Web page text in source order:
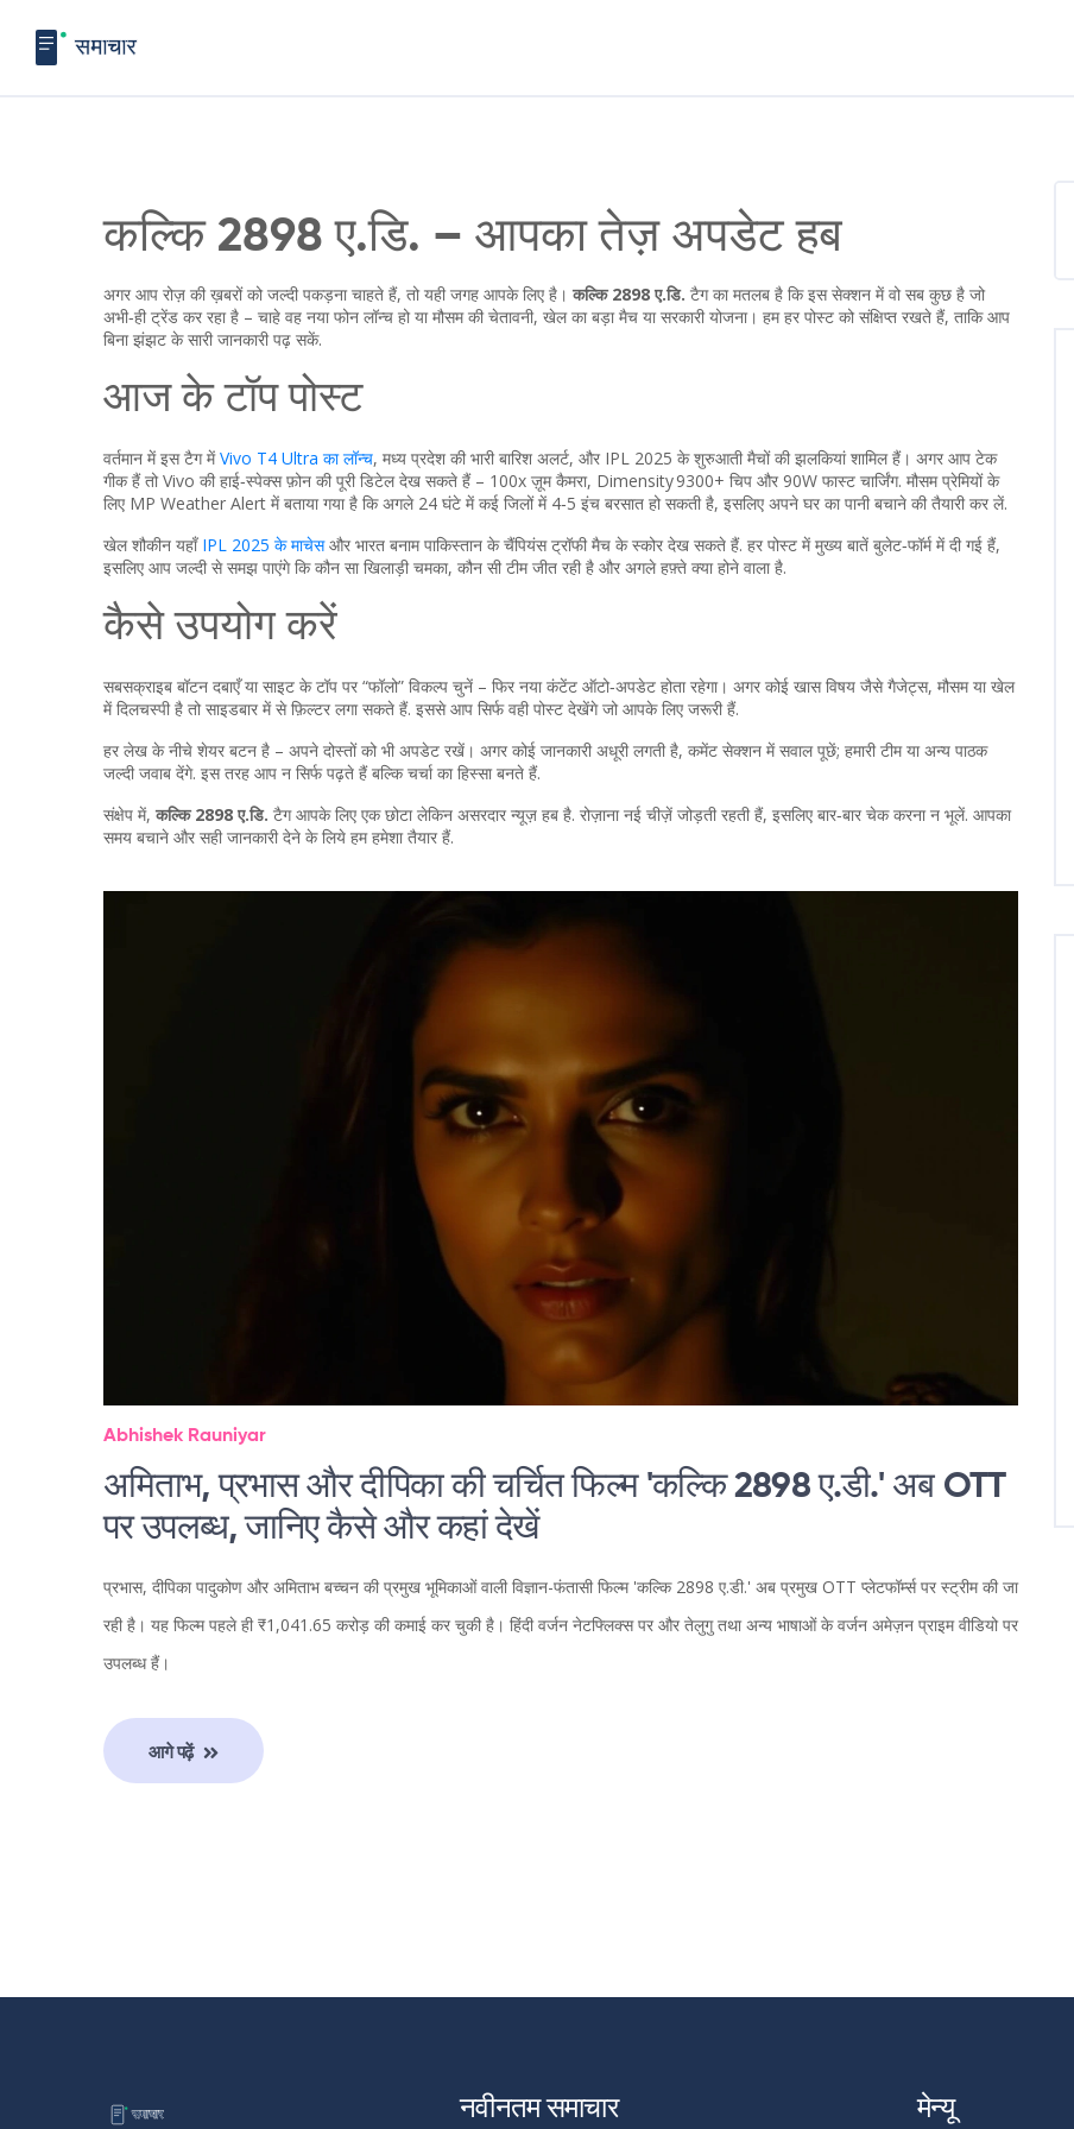
कल्कि 2898 ए.डि. – आपका तेज़ अपडेट हब
अगर आप रोज़ की ख़बरों को जल्दी पकड़ना चाहते हैं, तो यही जगह आपके लिए है। कल्कि 2898 ए.डि. टैग का मतलब है कि इस सेक्शन में वो सब कुछ है जो
अभी‑ही ट्रेंड कर रहा है – चाहे वह नया फोन लॉन्च हो या मौसम की चेतावनी, खेल का बड़ा मैच या सरकारी योजना। हम हर पोस्ट को संक्षिप्त रखते हैं, ताकि आप
बिना झंझट के सारी जानकारी पढ़ सकें.
आज के टॉप पोस्ट
वर्तमान में इस टैग मेंVivo T4 Ultra का लॉन्च, मध्य प्रदेश की भारी बारिश अलर्ट, और IPL 2025 के शुरुआती मैचों की झलकियां शामिल हैं। अगर आप टेक
गीक हैं तो Vivo की हाई‑स्पेक्स फ़ोन की पूरी डिटेल देख सकते हैं – 100x ज़ूम कैमरा, Dimensity 9300+ चिप और 90W फास्ट चार्जिंग. मौसम प्रेमियों के
लिए MP Weather Alert में बताया गया है कि अगले 24 घंटे में कई जिलों में 4‑5 इंच बरसात हो सकती है, इसलिए अपने घर का पानी बचाने की तैयारी कर लें.
खेल शौकीन यहाँ IPL 2025 के माचेसऔर भारत बनाम पाकिस्तान के चैंपियंस ट्रॉफी मैच के स्कोर देख सकते हैं. हर पोस्ट में मुख्य बातें बुलेट‑फॉर्म में दी गई हैं,
इसलिए आप जल्दी से समझ पाएंगे कि कौन सा खिलाड़ी चमका, कौन सी टीम जीत रही है और अगले हफ़्ते क्या होने वाला है.
कैसे उपयोग करें
सबसक्राइब बॉटन दबाएँ या साइट के टॉप पर “फॉलो” विकल्प चुनें – फिर नया कंटेंट ऑटो‑अपडेट होता रहेगा। अगर कोई खास विषय जैसे गैजेट्स, मौसम या खेल
में दिलचस्पी है तो साइडबार में से फ़िल्टर लगा सकते हैं. इससे आप सिर्फ वही पोस्ट देखेंगे जो आपके लिए जरूरी हैं.
हर लेख के नीचे शेयर बटन है – अपने दोस्तों को भी अपडेट रखें। अगर कोई जानकारी अधूरी लगती है, कमेंट सेक्शन में सवाल पूछें; हमारी टीम या अन्य पाठक
जल्दी जवाब देंगे. इस तरह आप न सिर्फ पढ़ते हैं बल्कि चर्चा का हिस्सा बनते हैं.
संक्षेप में, कल्कि 2898 ए.डि. टैग आपके लिए एक छोटा लेकिन असरदार न्यूज़ हब है. रोज़ाना नई चीज़ें जोड़ती रहती हैं, इसलिए बार‑बार चेक करना न भूलें. आपका
समय बचाने और सही जानकारी देने के लिये हम हमेशा तैयार हैं.
Abhishek Rauniyar
अमिताभ, प्रभास और दीपिका की चर्चित फिल्म 'कल्कि 2898 ए.डी.' अब OTТ
पर उपलब्ध, जानिए कैसे और कहां देखें
प्रभास, दीपिका पादुकोण और अमिताभ बच्चन की प्रमुख भूमिकाओं वाली विज्ञान-फंतासी फिल्म 'कल्कि 2898 ए.डी.' अब प्रमुख OTТ प्लेटफॉर्म्स पर स्ट्रीम की जा
रही है। यह फिल्म पहले ही ₹1,041.65 करोड़ की कमाई कर चुकी है। हिंदी वर्जन नेटफ्लिक्स पर और तेलुगु तथा अन्य भाषाओं के वर्जन अमेज़न प्राइम वीडियो पर
उपलब्ध हैं।
आगे पढ़ें
नवीनतम समाचार मेन्यू